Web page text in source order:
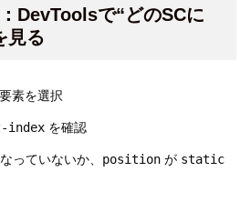
DevToolsで“どのSCに
見る
素を選択
indexを確認
っていないか、 positionが static